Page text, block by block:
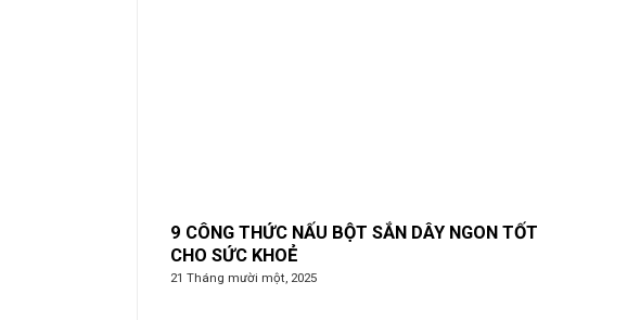
9 CÔNG THỨC NẤU BỘT SẮN DÂY NGON TỐT
CHO SỨC KHOẺ
21 Tháng mười một, 2025